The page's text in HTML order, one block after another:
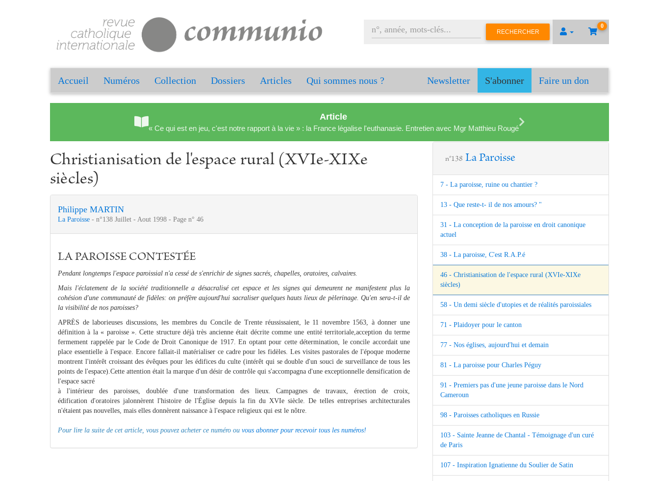
0
RECHERCHER
Accueil Numéros Collection Dossiers Articles Qui sommes nous ? Newsletter S'abonner Faire un don
Article
« Ce qui est en jeu, c'est notre rapport à la vie » : la France légalise l'euthanasie. Entretien avec Mgr Matthieu Rougé
Christianisation de l'espace rural (XVIe-XIXe
siècles)
Philippe MARTIN
La Paroisse - n°138 Juillet - Aout 1998 - Page n° 46
LA PAROISSE CONTESTÉE
Pendant longtemps l'espace paroissial n'a cessé de s'enrichir de signes sacrés, chapelles, oratoires, calvaires.
Mais l'éclatement de la société traditionnelle a désacralisé cet espace et les signes qui demeurent ne manifestent plus la
cohésion d'une communauté de fidèles: on préfère aujourd'hui sacraliser quelques hauts lieux de pèlerinage. Qu'en sera-t-il de
la visibilité de nos paroisses?
APRÈS de laborieuses discussions, les membres du Concile de Trente réussissaient, le 11 novembre 1563, à donner une
définition à la « paroisse ». Cette structure déjà très ancienne était décrite comme une entité territoriale,acception du terme
fermement rappelée par le Code de Droit Canonique de 1917. En optant pour cette détermination, le concile accordait une
place essentielle à l'espace. Encore fallait-il matérialiser ce cadre pour les fidèles. Les visites pastorales de l'époque moderne
montrent l'intérêt croissant des évêques pour les édifices du culte (intérêt qui se double d'un souci de surveillance de tous les
points de l'espace).Cette attention était la marque d'un désir de contrôle qui s'accompagna d'une exceptionnelle densification de
l'espace sacré
à l'intérieur des paroisses, doublée d'une transformation des lieux. Campagnes de travaux, érection de croix,
édification d'oratoires jalonnèrent l'histoire de l'Église depuis la fin du XVIe siècle. De telles entreprises architecturales
n'étaient pas nouvelles, mais elles donnèrent naissance à l'espace religieux qui est le nôtre.
Pour lire la suite de cet article, vous pouvez acheter ce numéro ou vous abonner pour recevoir tous les numéros!
n°138 La Paroisse
7 - La paroisse, ruine ou chantier ?
13 - Que reste-t- il de nos amours? "
31 - La conception de la paroisse en droit canonique
actuel
38 - La paroisse, C'est R.A.P.é
46 - Christianisation de l'espace rural (XVIe-XIXe
siècles)
58 - Un demi siècle d'utopies et de réalités paroissiales
71 - Plaidoyer pour le canton
77 - Nos églises, aujourd'hui et demain
81 - La paroisse pour Charles Péguy
91 - Premiers pas d'une jeune paroisse dans le Nord
Cameroun
98 - Paroisses catholiques en Russie
103 - Sainte Jeanne de Chantal - Témoignage d'un curé
de Paris
107 - Inspiration Ignatienne du Soulier de Satin